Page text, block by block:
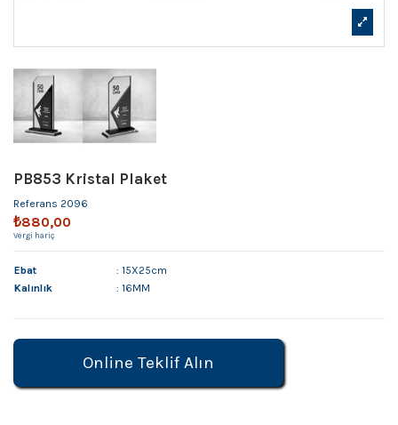
PB853 Kristal Plaket
Referans 2096
₺880,00
Vergi hariç
Ebat
: 15X25cm
Kalınlık
: 16MM
Online Teklif Alın